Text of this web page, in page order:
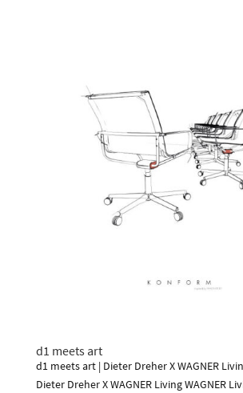
d1 meets art
d1 meets art | Dieter Dreher X WAGNER
Dieter Dreher X WAGNER Living WAGNER